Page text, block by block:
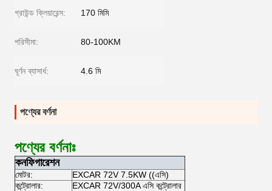
গ্রাউন্ড ক্লিয়ারেন্স: 170 মিমি
পরিসীমা: 80-100KM
ঘূর্ণন ব্যাসার্ধ: 4.6 মি
পণ্যের বর্ণনা
পণ্যের বর্ণনাঃ
কনফিগারেশন
মোটর:
EXCAR 72V 7.5KW ((এসি)
কন্ট্রোলার:
EXCAR 72V/300A এসি কন্ট্রোলার